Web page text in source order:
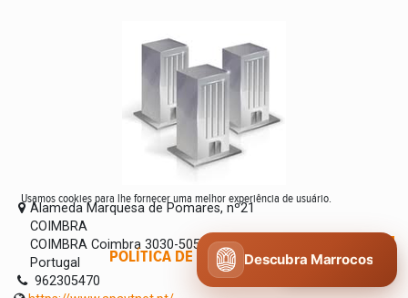
Alameda Marquesa de Pomares, nº21
COIMBRA
COIMBRA Coimbra 3030-505
Portugal
962305470
Usamos cookies para lhe fornecer uma melhor experiência de usuário.
POLÍTICA DE COOKIES CONCORDO
Descubra Marrocos